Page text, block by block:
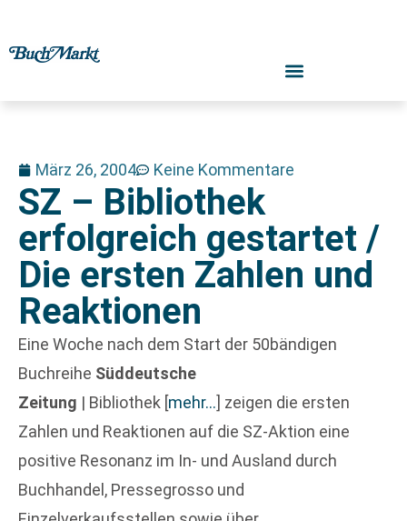
März 26, 2004 Keine Kommentare
SZ – Bibliothek
erfolgreich gestartet /
Die ersten Zahlen und
Reaktionen
Eine Woche nach dem Start der 50bändigen
Buchreihe Süddeutsche
Zeitung | Bibliothek [mehr…] zeigen die ersten
Zahlen und Reaktionen auf die SZ-Aktion eine
positive Resonanz im In- und Ausland durch
Buchhandel, Pressegrosso und